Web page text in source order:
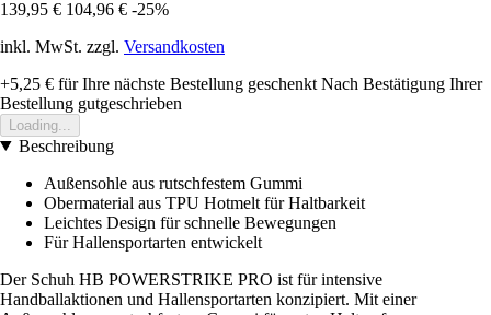
139,95 € 104,96 € -25%
inkl. MwSt. zzgl. Versandkosten
+5,25 € für Ihre nächste Bestellung geschenkt Nach Bestätigung Ihrer
Bestellung gutgeschrieben
Loading...
Beschreibung
Außensohle aus rutschfestem Gummi
Obermaterial aus TPU Hotmelt für Haltbarkeit
Leichtes Design für schnelle Bewegungen
Für Hallensportarten entwickelt
Der Schuh HB POWERSTRIKE PRO ist für intensive
Handballaktionen und Hallensportarten konzipiert. Mit einer